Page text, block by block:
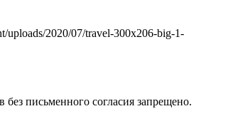
uploads/2020/07/travel-300x206-big-1-
письменного согласия запрещено.